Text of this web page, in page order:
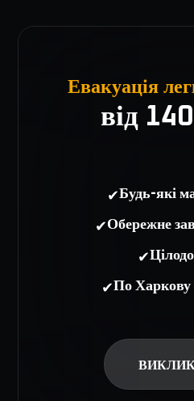
Евакуація
від
✔Будь-які
✔Обережне
✔
✔По Харкову